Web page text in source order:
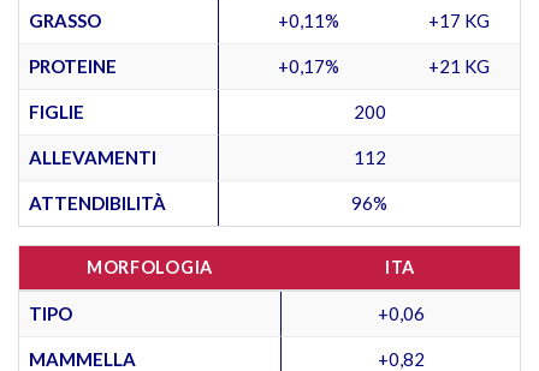
GRASSO +0,11% +17 KG
PROTEINE +0,17% +21 KG
FIGLIE 200
ALLEVAMENTI 112
ATTENDIBILITÀ 96%
MORFOLOGIA ITA
TIPO +0,06
MAMMELLA +0,82